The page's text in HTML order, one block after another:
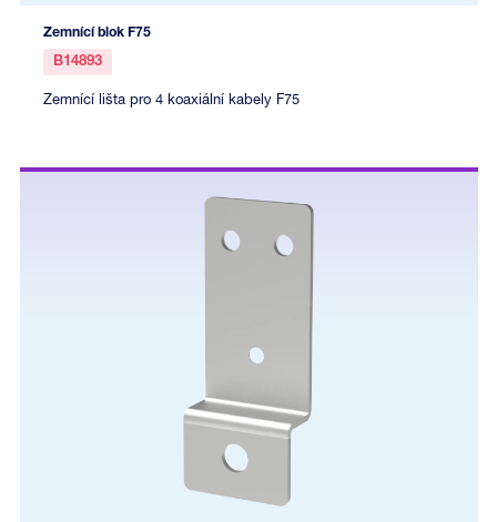
Zemnící blok F75
B14893
Zemnící lišta pro 4 koaxiální kabely F75